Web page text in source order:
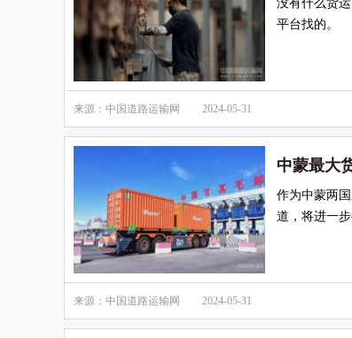
没有什么货
平台找的。
来源：中国道路运输网 2024-05-31
中蒙最大
作为中蒙两
道，将进一步
来源：中国道路运输网 2024-05-31